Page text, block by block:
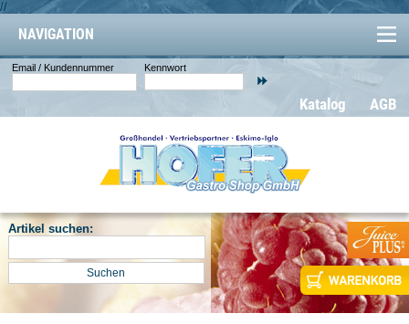
//
NAVIGATION
Email / Kundennummer Kennwort
AGB
Katalog
Artikel suchen: